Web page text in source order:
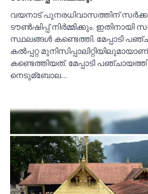
വയനാട് പുനരധിവാസത്തിന്
ടൗണ്‍ഷിപ്പ് നിര്‍മ്മിക്കും. ഇതിനായി
സ്ഥലങ്ങള്‍ കണ്ടെത്തി. മേപ്പാടി
കല്‍പ്പറ്റ
കണ്ടെത്തിയത്. മേപ്പാടി
നെടുമ്ബോല…